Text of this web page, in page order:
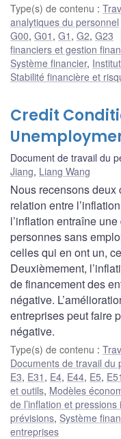
Type(s) de contenu :
analytiques du personnel
G00, G01 , G1 , G2, G23
financiers et gestion
Système financier,
Stabilité financière et
Credit
Document de travail du
Jiang, Liang Wang
Nous recensons
relation entre
l’inflation entraîne
personnes sans
celles qui en ont un,
Deuxièmement,
de financement des
négative.
entreprises peut faire
négative.
Type(s) de contenu :
Documents de travail du
E3, E31 , E4, E44, E5, E51
et outils, Modèles
de l’inflation et
prévisions, Système
entreprises